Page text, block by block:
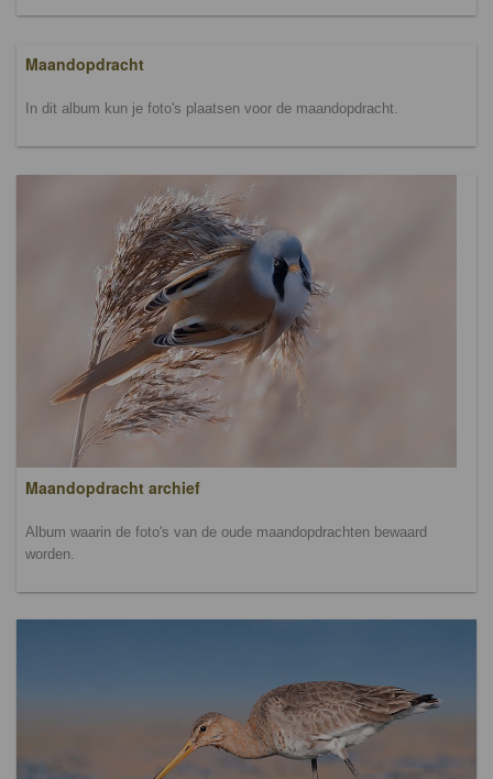
Maandopdracht
In dit album kun je foto's plaatsen voor de maandopdracht.
Maandopdracht archief
Album waarin de foto's van de oude maandopdrachten bewaard
worden.